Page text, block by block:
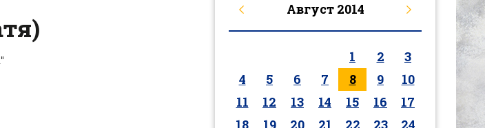
Август 2014
1 2
3
4
5 6 7 8 9
10
11
12 13 14 15 16
17
18
19 20 21 22 23
24